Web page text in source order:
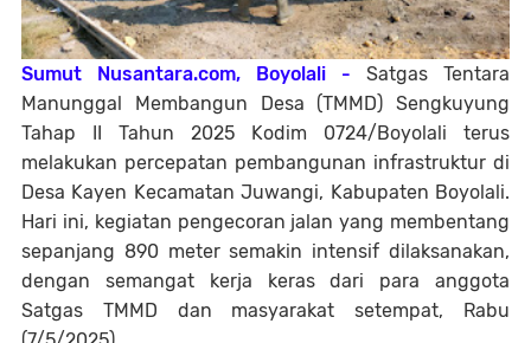
Sumut Nusantara.com, Boyolali - Satgas Tentara
Manunggal Membangun Desa (TMMD) Sengkuyung
Tahap II Tahun 2025 Kodim 0724/Boyolali terus
melakukan percepatan pembangunan infrastruktur di
Desa Kayen Kecamatan Juwangi, Kabupaten Boyolali.
Hari ini, kegiatan pengecoran jalan yang membentang
sepanjang 890 meter semakin intensif dilaksanakan,
dengan semangat kerja keras dari para anggota
Satgas TMMD dan masyarakat setempat, Rabu